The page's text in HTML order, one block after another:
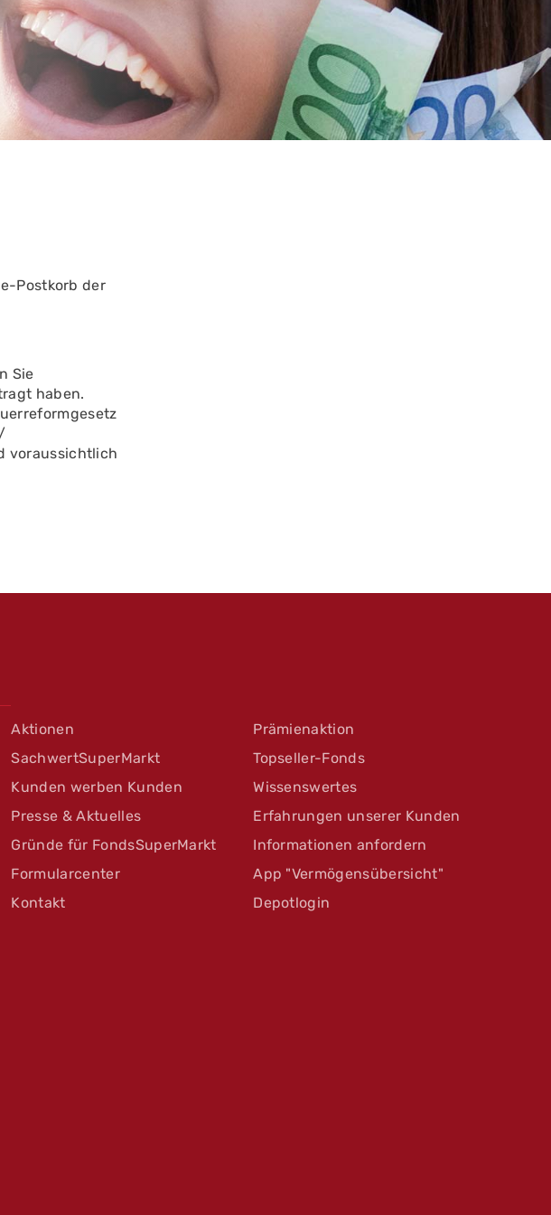
Postkorb der
Sie
haben.
voraussichtlich
Aktionen
Prämienaktion
SachwertSuperMarkt
Topseller-Fonds
Kunden werben Kunden
Wissenswertes
Presse & Aktuelles
Erfahrungen unserer Kunden
Gründe für FondsSuperMarkt
Informationen anfordern
Formularcenter
App "Vermögensübersicht"
Kontakt Depotlogin